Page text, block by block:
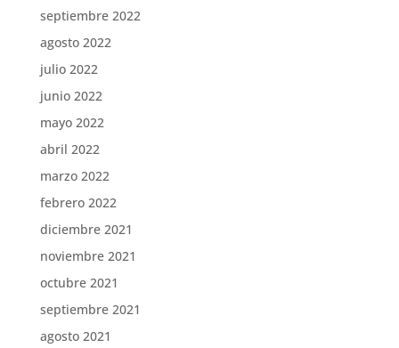
septiembre 2022
agosto 2022
julio 2022
junio 2022
mayo 2022
abril 2022
marzo 2022
febrero 2022
diciembre 2021
noviembre 2021
octubre 2021
septiembre 2021
agosto 2021